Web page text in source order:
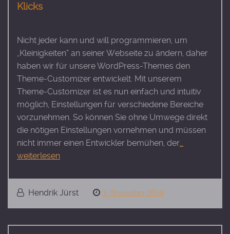
Klicks
Nicht jeder kann und will programmieren, um
„Kleinigkeiten“ an seiner Webseite zu ändern, daher
haben wir für unsere WordPress-Themes den
Theme-Customizer entwickelt. Mit unserem
Theme-Customizer ist es nun einfach und intuitiv
möglich, Einstellungen für verschiedene Bereiche
vorzunehmen. So können Sie ohne Umwege direkt
die nötigen Einstellungen vornehmen und müssen
nicht immer einen Entwickler bemühen, der…
weiterlesen
Hendrik Jürst
Posted
3. November 2014